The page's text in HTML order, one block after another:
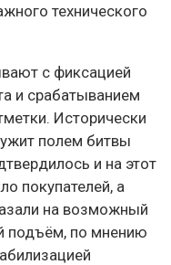
технического
с фиксацией
и срабатыванием
Исторически
полем битвы
и на этот
покупателей, а
на возможный
подъём, по мнению